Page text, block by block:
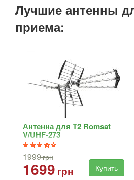
Лучшие антенны
приема:
Антенна для Т2 Romsat
V/UHF-273
1999грн
1699 грн Купить